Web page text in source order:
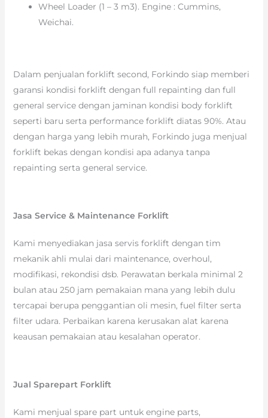
Wheel Loader (1 – 3 m3). Engine : Cummins,
Weichai.
Dalam penjualan forklift second, Forkindo siap memberi
garansi kondisi forklift dengan full repainting dan full
general service dengan jaminan kondisi body forklift
seperti baru serta performance forklift diatas 90%. Atau
dengan harga yang lebih murah, Forkindo juga menjual
forklift bekas dengan kondisi apa adanya tanpa
repainting serta general service.
Jasa Service & Maintenance Forklift
Kami menyediakan jasa servis forklift dengan tim
mekanik ahli mulai dari maintenance, overhoul,
modifikasi, rekondisi dsb. Perawatan berkala minimal 2
bulan atau 250 jam pemakaian mana yang lebih dulu
tercapai berupa penggantian oli mesin, fuel filter serta
filter udara. Perbaikan karena kerusakan alat karena
keausan pemakaian atau kesalahan operator.
Jual Sparepart Forklift
Kami menjual spare part untuk engine parts,